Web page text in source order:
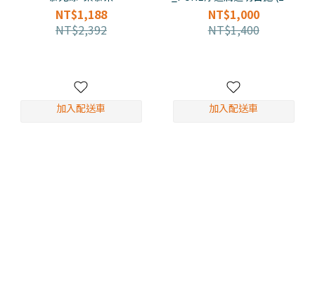
NT$1,188
NT$2,392
加入配送車
片)
NT$1,000
NT$1,400
加入配送車